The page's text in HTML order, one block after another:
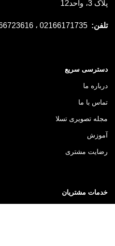
پلاک 3، واحد12
تلفن:
دسترسی سریع
درباره ما
تماس با ما
مجله تصویری تسلا
آموزش
رضایت مشتری
خدمات مشتریان